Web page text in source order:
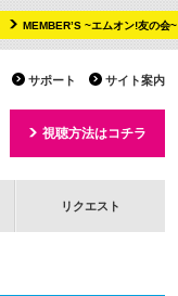
MEMBER’S ~エムオン!友の会~
サイト案内
サポート
視聴方法はコチラ
リクエスト